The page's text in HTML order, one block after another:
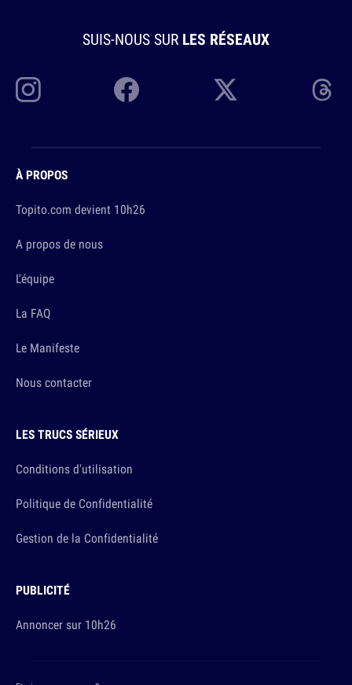
SUIS-NOUS SUR LES RÉSEAUX
À PROPOS
Topito.com devient 10h26
A propos de nous
L'équipe
La FAQ
Le Manifeste
Nous contacter
LES TRUCS SÉRIEUX
Conditions d'utilisation
Politique de Confidentialité
Gestion de la Confidentialité
PUBLICITÉ
Annoncer sur 10h26